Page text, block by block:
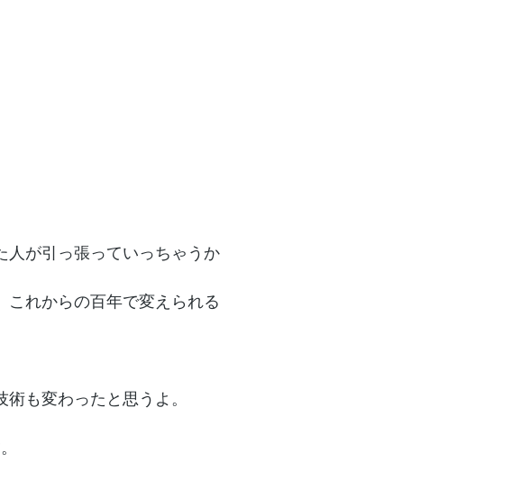
人が引っ張っていっちゃうか
れからの百年で変えられる
も変わったと思うよ。